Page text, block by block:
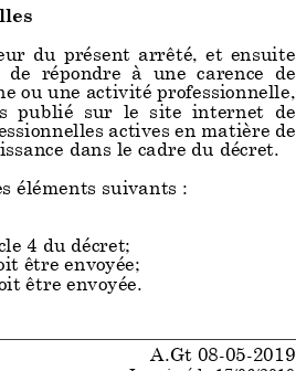
Imprimé le 30/04/2019
pendant la seconde guerre
autre critère protégé par la
critère protégé par la
de manière manifeste et
fondée sur un critère
à lutter contre le racisme
A.Gt 08-05-2019
du présent arrêté, et ensuite
à une carence de
ou une activité professionnelle,
sur le site internet de
actives en matière de
dans le cadre du décret.
éléments suivants :
4 du décret;
être envoyée;
être envoyée.